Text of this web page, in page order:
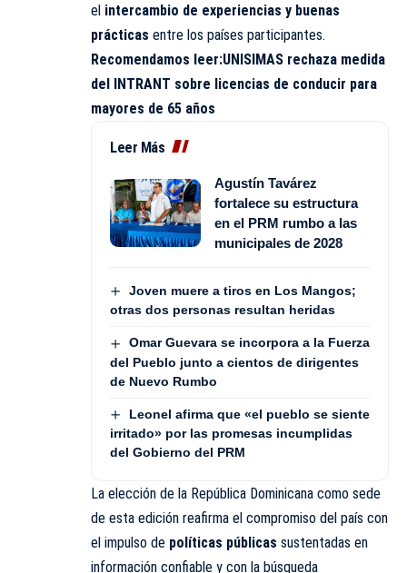
el intercambio de experiencias y buenas
prácticas entre los países participantes.
Recomendamos leer:UNISIMAS rechaza medida
del INTRANT sobre licencias de conducir para
mayores de 65 años
Leer Más
Agustín Tavárez
fortalece su estructura
en el PRM rumbo a las
municipales de 2028
Joven muere a tiros en Los Mangos;
otras dos personas resultan heridas
Omar Guevara se incorpora a la Fuerza
del Pueblo junto a cientos de dirigentes
de Nuevo Rumbo
Leonel afirma que «el pueblo se siente
irritado» por las promesas incumplidas
del Gobierno del PRM
La elección de la República Dominicana como sede
de esta edición reafirma el compromiso del país con
el impulso de políticas públicas sustentadas en
información confiable y con la búsqueda